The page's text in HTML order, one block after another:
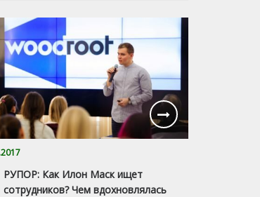
РУПОР: Как Илон Маск ищет
сотрудников? Чем вдохновлялась